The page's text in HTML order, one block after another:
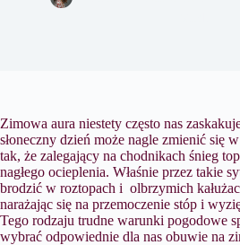
Zimowa aura niestety często nas
słoneczny dzień może nagle zmienić się
tak, że zalegający na chodnikach śnieg
nagłego ocieplenia. Właśnie przez takie
brodzić w roztopach i olbrzymich
narażając się na przemoczenie stóp i
Tego rodzaju trudne warunki pogodowe
wybrać odpowiednie dla nas obuwie na